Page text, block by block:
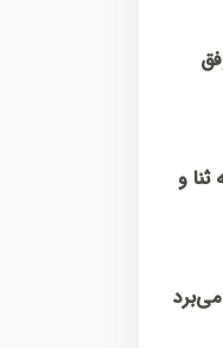
ثنا و